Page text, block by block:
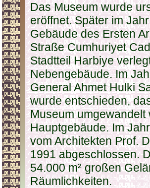
Das Museum wurde
eröffnet. Später im
Gebäude des Ersten
Straße Cumhuriyet
Stadtteil Harbiye
Nebengebäude. Im
General Ahmet Hulki
wurde entschieden,
Museum
Hauptgebäude. Im
vom Architekten Prof.
1991 abgeschlossen.
54.000 m² großen
Räumlichkeiten.